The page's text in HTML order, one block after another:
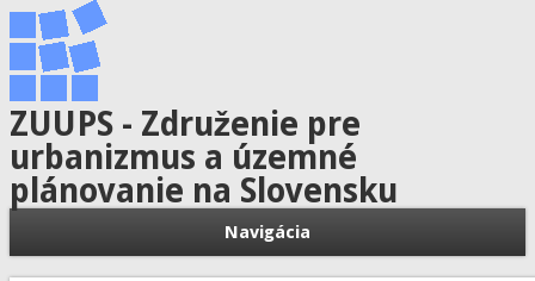
ZUUPS - Združenie pre
urbanizmus a územné
plánovanie na Slovensku
Navigácia